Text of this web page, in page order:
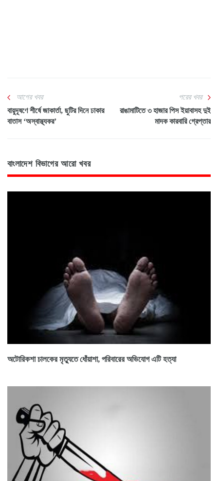
আগের খবর
বায়ুদূষণে শীর্ষে জাকার্তা, ছুটির দিনে ঢাকার
বাতাস ‘অস্বাস্থ্যকর’
পরের খবর
রাঙামাটিতে ৩ হাজার পিস ইয়াবাসহ দুই
মাদক কারবারি গ্রেপ্তার
বাংলাদেশ বিভাগের আরো খবর
অটোরিকশা চালকের মৃত্যুতে ধোঁয়াশা, পরিবারের অভিযোগ এটি হত্যা